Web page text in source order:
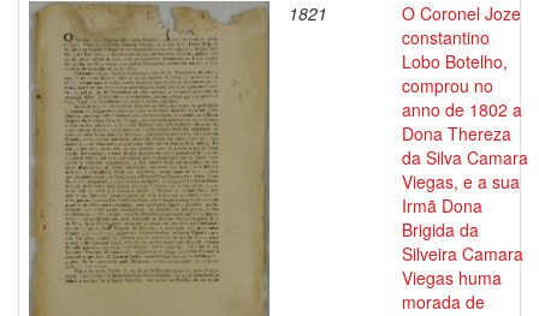
1821
O Coronel Joze
constantino
Lobo Botelho,
comprou no
anno de 1802 a
Dona Thereza
da Silva Camara
Viegas, e a sua
Irmã Dona
Brigida da
Silveira Camara
Viegas huma
morada de